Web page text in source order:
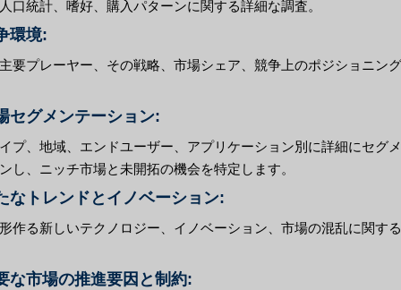
口統計、嗜好、購入パターンに関する詳細な調査。
環境:
要プレーヤー、その戦略、市場シェア、競争上のポジショニン
セグメンテーション:
プ、地域、エンドユーザー、アプリケーション別に詳細にセグ
し、ニッチ市場と未開拓の機会を特定します。
なトレンドとイノベーション:
作る新しいテクノロジー、イノベーション、市場の混乱に関す
な市場の推進要因と制約: